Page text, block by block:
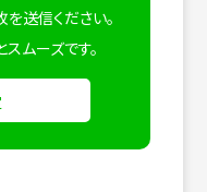
送信ください。
ムーズです。